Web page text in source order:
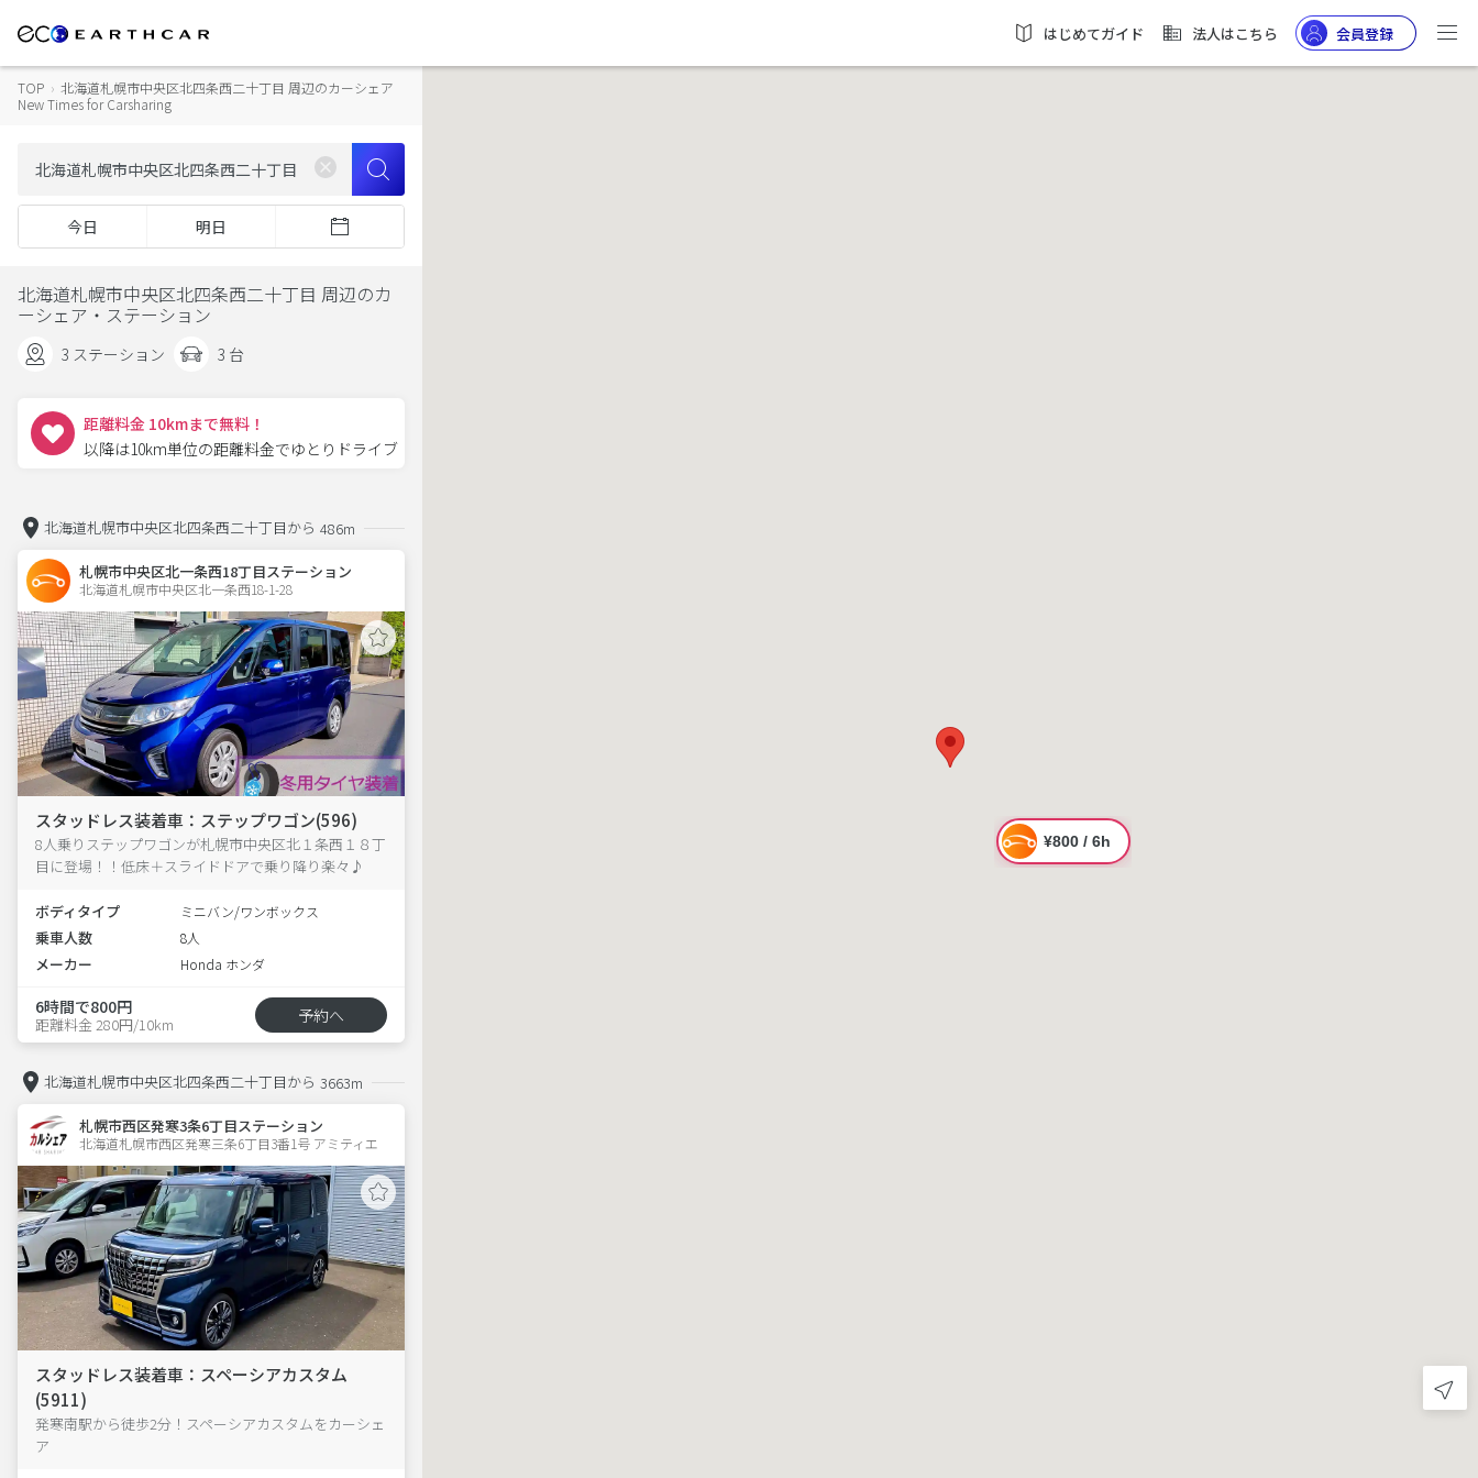
はじめてガイド 法人はこちら 会員登録
TOP › 北海道札幌市中央区北四条西二十丁目 周辺のカーシェア
New Times for Carsharing
今日 明日
北海道札幌市中央区北四条西二十丁目 周辺のカ
ーシェア・ステーション
3 ステーション 3 台
距離料金 10kmまで無料！
以降は10km単位の距離料金でゆとりドライブ
北海道札幌市中央区北四条西二十丁目から 486m
札幌市中央区北一条西18丁目ステーション
北海道札幌市中央区北一条西18-1-28
スタッドレス装着車：ステップワゴン(596)
8人乗りステップワゴンが札幌市中央区北１条西１８丁
目に登場！！低床＋スライドドアで乗り降り楽々♪
ボディタイプ ミニバン/ワンボックス
乗車人数 8人
メーカー Honda ホンダ
6時間で800円
距離料金 280円/10km 予約へ
北海道札幌市中央区北四条西二十丁目から 3663m
札幌市西区発寒3条6丁目ステーション
北海道札幌市西区発寒三条6丁目3番1号 アミティエ
スタッドレス装着車：スペーシアカスタム
(5911)
発寒南駅から徒歩2分！スペーシアカスタムをカーシェ
ア